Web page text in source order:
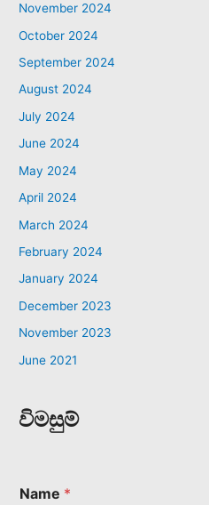
November 2024
October 2024
September 2024
August 2024
July 2024
June 2024
May 2024
April 2024
March 2024
February 2024
January 2024
December 2023
November 2023
June 2021
විමසුම්
Name *